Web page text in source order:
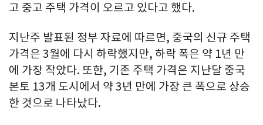
고 중고 주택 가격이 오르고 있다고 했다.
지난주 발표된 정부 자료에 따르면, 중국의 신규 주택
가격은 3월에 다시 하락했지만, 하락 폭은 약 1년 만
에 가장 작았다. 또한, 기존 주택 가격은 지난달 중국
본토 13개 도시에서 약 3년 만에 가장 큰 폭으로 상승
한 것으로 나타났다.